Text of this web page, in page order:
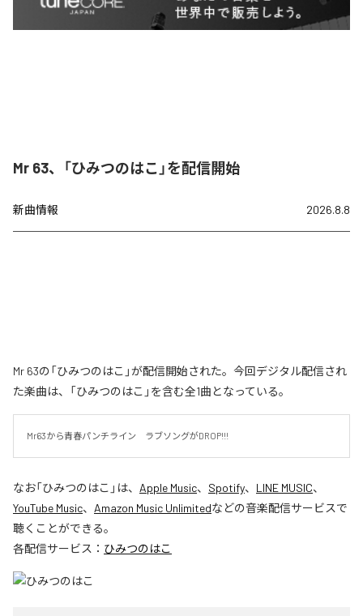
Mr 63、「ひみつのはこ」を配信開始
新曲情報 2026.8.8
Mr 63の「ひみつのはこ」が配信開始された。今回デジタル配信され
た楽曲は、「ひみつのはこ」を含む全1曲となっている。
Mr63から青春パンチライン　ラブソングがDROP!!!
なお「ひみつのはこ 」は、 Apple Music、 Spotify、 LINE MUSIC、
YouTube Music、 Amazon Music Unlimitedなどの音楽配信サービスで
聴くことができる。
各配信サービス： ひみつのはこ